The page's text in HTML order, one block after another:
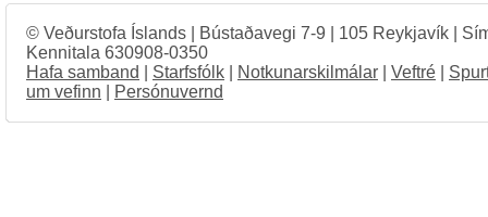
© Veðurstofa Íslands | Bústaðavegi 7-9 | 105 Reykjavík |
Kennitala 630908-0350
Hafa samband
Starfsfólk Notkunarskilmálar Veftré
um vefinn
Persónuvernd